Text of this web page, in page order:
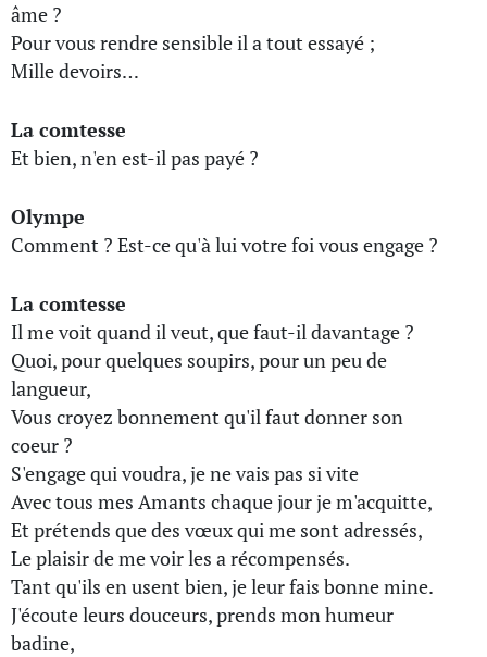
âme ?
Pour vous rendre sensible il a tout essayé ;
Mille devoirs…
La comtesse
Et bien, n'en est-il pas payé ?
Olympe
Comment ? Est-ce qu'à lui votre foi vous engage ?
La comtesse
Il me voit quand il veut, que faut-il davantage ?
Quoi, pour quelques soupirs, pour un peu de
langueur,
Vous croyez bonnement qu'il faut donner son
coeur ?
S'engage qui voudra, je ne vais pas si vite
Avec tous mes Amants chaque jour je m'acquitte,
Et prétends que des vœux qui me sont adressés,
Le plaisir de me voir les a récompensés.
Tant qu'ils en usent bien, je leur fais bonne mine.
J'écoute leurs douceurs, prends mon humeur
badine,